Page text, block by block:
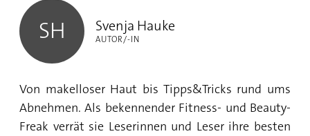
SH Svenja Hauke
AUTOR/-IN
Von makelloser Haut bis Tipps&Tricks rund ums
Abnehmen. Als bekennender Fitness- und Beauty-
Freak verrät sie Leserinnen und Leser ihre besten